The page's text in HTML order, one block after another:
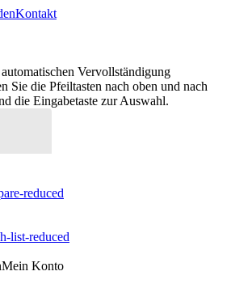
Kontakt
Vervollständigung
Sie die Pfeiltasten nach oben und nach
die Eingabetaste zur Auswahl.
Mein Konto